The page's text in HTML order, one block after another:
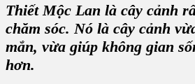
Thiết Mộc Lan là cây cảnh
chăm sóc. Nó là cây cảnh
mắn, vừa giúp không gian
hơn.